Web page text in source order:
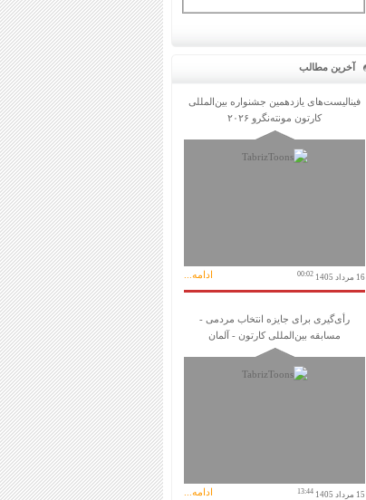
آخرین مطالب
فینالیست‌های یازدهمین جشنواره بین‌المللی
کارتون مونته‌نگرو ۲۰۲۶
16 مرداد 1405 00:02 ادامه...
رأی‌گیری برای جایزه انتخاب مردمی -
مسابقه بین‌المللی کارتون - آلمان
15 مرداد 1405 13:44 ادامه...